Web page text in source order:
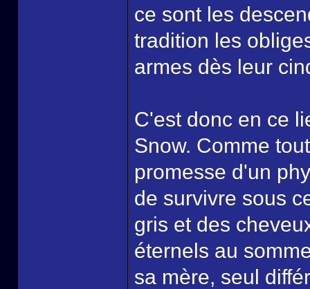
ce sont les
tradition les
armes dès leur
C'est donc en ce
Snow. Comme
promesse d'un
de survivre sous
gris et des
éternels au
sa mère, seul